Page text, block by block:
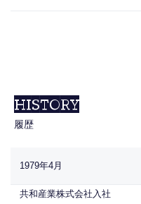
HISTORY
履歴
1979年4月
共和産業株式会社入社